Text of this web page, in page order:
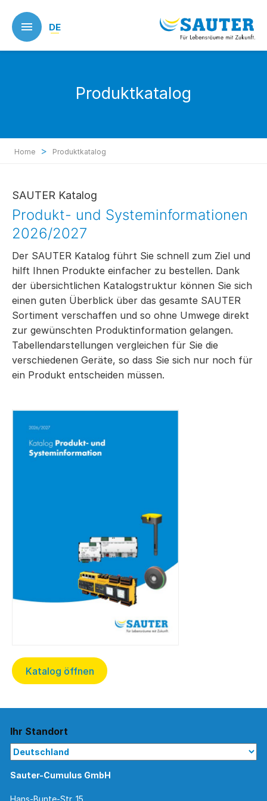
main
content
DE
Produktkatalog
Home > Produktkatalog
SAUTER Katalog
Produkt- und Systeminformationen
2026/2027
Der SAUTER Katalog führt Sie schnell zum Ziel und
hilft Ihnen Produkte einfacher zu bestellen. Dank
der übersichtlichen Katalogstruktur können Sie sich
einen guten Überblick über das gesamte SAUTER
Sortiment verschaffen und so ohne Umwege direkt
zur gewünschten Produktinformation gelangen.
Tabellendarstellungen vergleichen für Sie die
verschiedenen Geräte, so dass Sie sich nur noch für
ein Produkt entscheiden müssen.
Katalog öffnen
Ihr Standort
Sauter-Cumulus GmbH
Hans-Bunte-Str. 15